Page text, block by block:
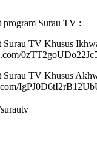
program Surau TV :
Surau TV Khusus
Surau TV Khusus